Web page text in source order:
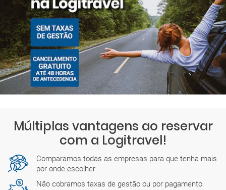
Múltiplas vantagens ao reservar
com a Logitravel!
Comparamos todas as empresas para que tenha mais
por onde escolher
Não cobramos taxas de gestão ou por pagamento